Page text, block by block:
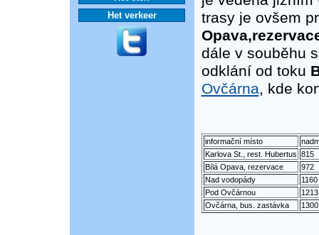
Het verkeer
trasy je ovšem
dále v souběhu
odklání od toku
Ovčárna, kde
informační místo
Karlova St., rest. Hubertus 815
Bílá Opava, rezervace
972
Nad vodopády
1160
Pod Ovčárnou
1213
Ovčárna, bus. zastávka
1300